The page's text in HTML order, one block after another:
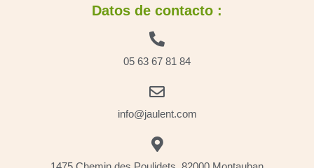
Datos de contacto :
05 63 67 81 84
info@jaulent.com